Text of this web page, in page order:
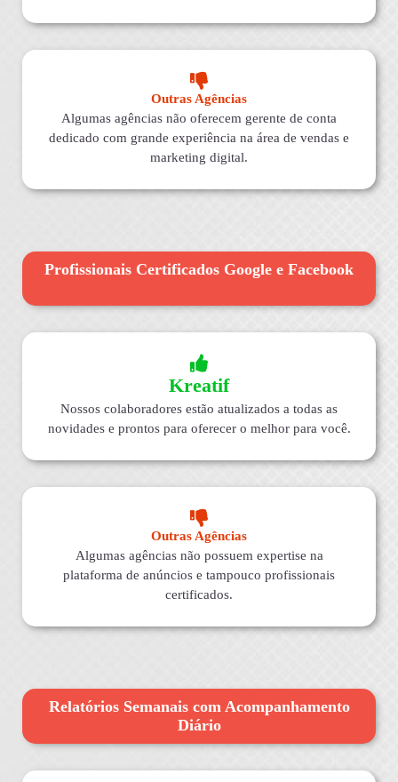
Outras Agências
Algumas agências não oferecem gerente de conta
dedicado com grande experiência na área de vendas e
marketing digital.
Profissionais Certificados Google e Facebook
Kreatif
Nossos colaboradores estão atualizados a todas as
novidades e prontos para oferecer o melhor para você.
Outras Agências
Algumas agências não possuem expertise na
plataforma de anúncios e tampouco profissionais
certificados.
Relatórios Semanais com Acompanhamento
Diário